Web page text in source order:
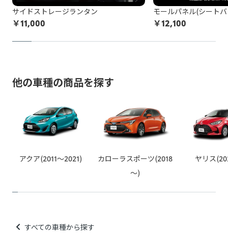
非純正品をDIY等で施工されている方は こちらの注意喚起も
ご覧ください。
※トヨタ販売店で取付等を行っている場合でも非純正品の場合
例：車両ECUと車両ワイヤーハーネスの間に取り付ける社外品
（テレビキャンセラー、パワーバックドアオープンキット等）
例：カー用品店でのスピーカー取り付け、社外品の安全装備取
サイドストレージランタン
￥11,000
モールパネル(シート
￥12,100
他の車種の商品を探す
アクア(2011～2021)
カローラスポーツ(2018
～)
ヤリス
すべての車種から探す